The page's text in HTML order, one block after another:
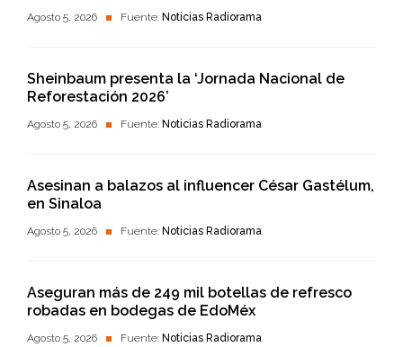
Agosto 5, 2026 Fuente: Noticias Radiorama
Sheinbaum presenta la ‘Jornada Nacional de
Reforestación 2026’
Agosto 5, 2026 Fuente: Noticias Radiorama
Asesinan a balazos al influencer César Gastélum,
en Sinaloa
Agosto 5, 2026 Fuente: Noticias Radiorama
Aseguran más de 249 mil botellas de refresco
robadas en bodegas de EdoMéx
Agosto 5, 2026 Fuente: Noticias Radiorama